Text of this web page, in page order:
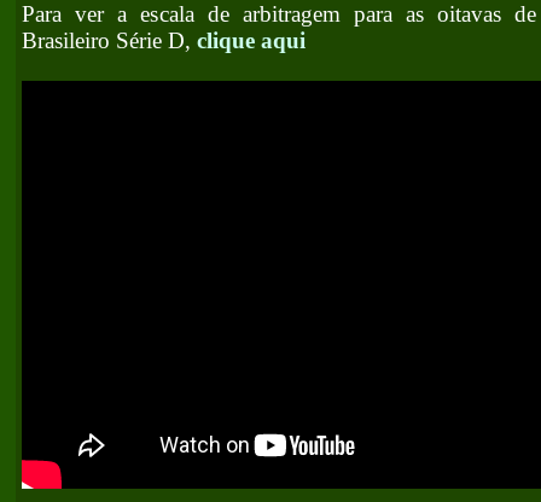
Para ver a escala de arbitragem para as oitavas
Brasileiro Série D, clique aqui